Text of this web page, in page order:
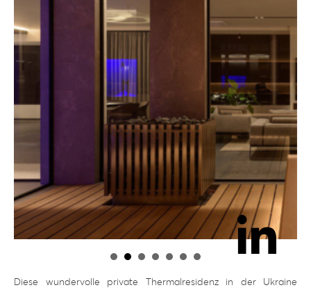
Diese wundervolle private Thermalresidenz in der Ukraine